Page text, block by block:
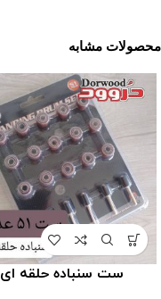
محصولات مشابه
ست سنباده حلقه ای